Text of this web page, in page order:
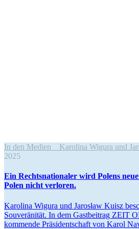
In den Medien Karolina Wigura und
2025
Ein Rechts­na­tio­naler wird Polens
Polen nicht verloren.
Karolina Wigura und Jarosław Kuisz
Souve­rä­nität. In dem Gastbeitrag ZEIT
kommende Präsi­dent­schaft von Karol